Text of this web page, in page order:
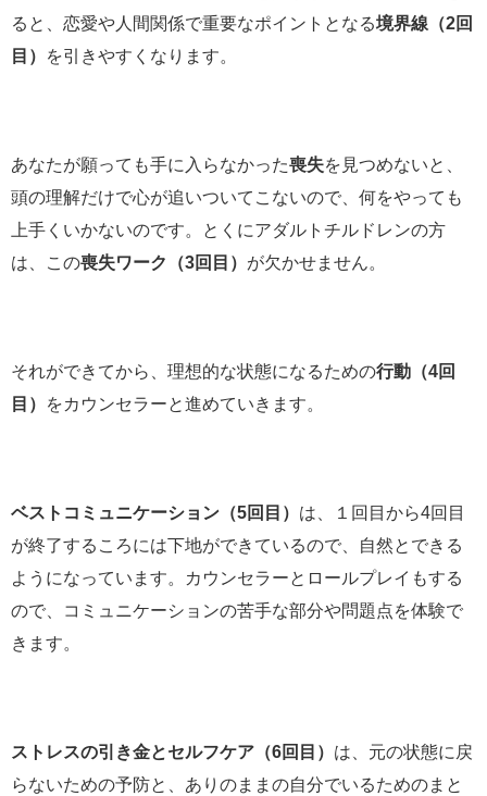
ると、恋愛や人間関係で重要なポイントとなる境界線（2回
目）
を引きやすくなります。
あなたが願っても手に入らなかった喪失を見つめないと、
頭の理解だけで心が追いついてこないので、何をやっても
上手くいかないのです。とくにアダルトチルドレンの方
は、この喪失ワーク（3回目） が欠かせません。
それができてから、理想的な状態になるための行動（4回
目）
をカウンセラーと進めていきます。
ベストコミュニケーション（5回目） は、１回目から4回目
が終了するころには下地ができているので、自然とできる
ようになっています。カウンセラーとロールプレイもする
ので、コミュニケーションの苦手な部分や問題点を体験で
きます。
ストレスの引き金とセルフケア（6回目） は、元の状態に戻
らないための予防と、ありのままの自分でいるためのまと